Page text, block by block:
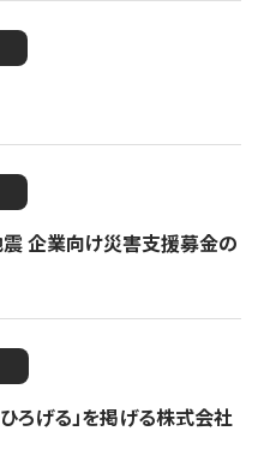
震 企業向け災害支援募金の
ろげる」を掲げる株式会社